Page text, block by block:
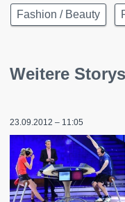
Fashion / Beauty
Weitere
23.09.2012 – 11:05